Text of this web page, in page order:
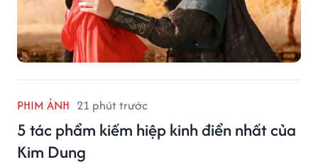
PHIM ẢNH 21 phút trước
5 tác phẩm kiếm hiệp kinh điển nhất của
Kim Dung